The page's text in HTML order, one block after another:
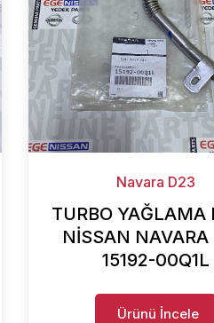
Navara D23
TURBO YAĞLAMA
NİSSAN
15192-00Q1L
Ürünü İncele